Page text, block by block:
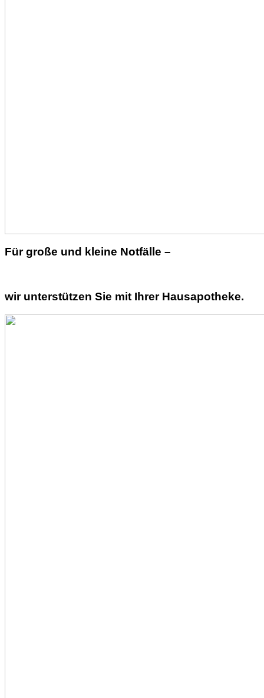
Für große und kleine Notfälle –
wir unterstützen Sie mit Ihrer Hausapotheke.